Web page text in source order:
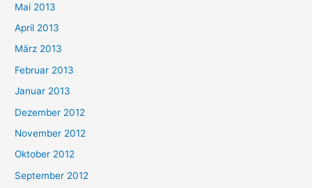
Mai 2013
April 2013
März 2013
Februar 2013
Januar 2013
Dezember 2012
November 2012
Oktober 2012
September 2012